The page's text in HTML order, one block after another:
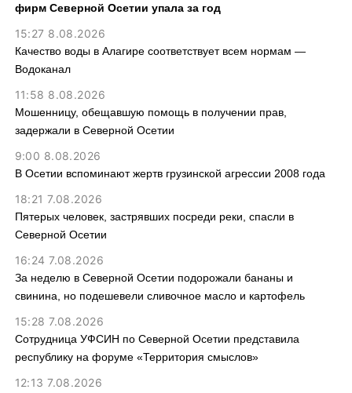
фирм Северной Осетии упала за год
15:27 8.08.2026
Качество воды в Алагире соответствует всем нормам —
Водоканал
11:58 8.08.2026
Мошенницу, обещавшую помощь в получении прав,
задержали в Северной Осетии
9:00 8.08.2026
В Осетии вспоминают жертв грузинской агрессии 2008 года
18:21 7.08.2026
Пятерых человек, застрявших посреди реки, спасли в
Северной Осетии
16:24 7.08.2026
За неделю в Северной Осетии подорожали бананы и
свинина, но подешевели сливочное масло и картофель
15:28 7.08.2026
Сотрудница УФСИН по Северной Осетии представила
республику на форуме «Территория смыслов»
12:13 7.08.2026